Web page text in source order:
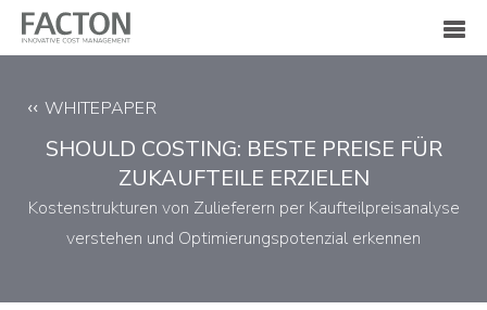
WHITEPAPER
SHOULD COSTING: BESTE PREISE FÜR
ZUKAUFTEILE ERZIELEN
Kostenstrukturen von Zulieferern per Kaufteilpreisanalyse
verstehen und Optimierungspotenzial erkennen